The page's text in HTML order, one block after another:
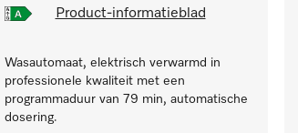
Product-informatieblad
Wasautomaat, elektrisch verwarmd in
professionele kwaliteit met een
programmaduur van 79 min, automatische
dosering.